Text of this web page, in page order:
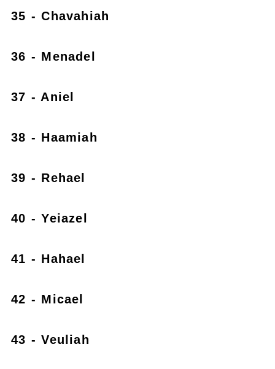
35 - Chavahiah
36 - Menadel
37 - Aniel
38 - Haamiah
39 - Rehael
40 - Yeiazel
41 - Hahael
42 - Micael
43 - Veuliah